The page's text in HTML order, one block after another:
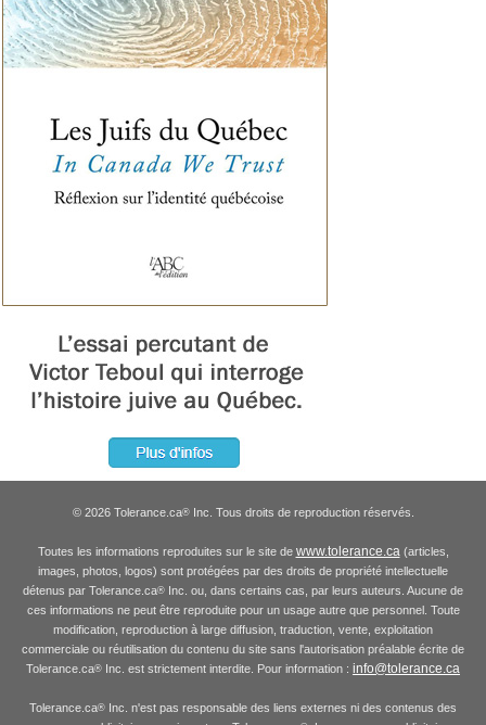
© 2026 Tolerance.ca®Inc. Tous droits de reproduction réservés.
Toutes les informations reproduites sur le site de www.tolerance.ca(articles,
images, photos, logos) sont protégées par des droits de propriété intellectuelle
détenus par Tolerance.ca® Inc. ou, dans certains cas, par leurs auteurs. Aucune de
ces informations ne peut être reproduite pour un usage autre que personnel. Toute
modification, reproduction à large diffusion, traduction, vente, exploitation
commerciale ou réutilisation du contenu du site sans l'autorisation préalable écrite de
Tolerance.ca® Inc. est strictement interdite. Pour information : info@tolerance.ca
Tolerance.ca® Inc. n'est pas responsable des liens externes ni des contenus des